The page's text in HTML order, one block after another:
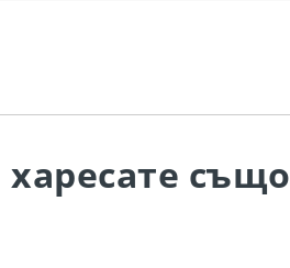
харесате също